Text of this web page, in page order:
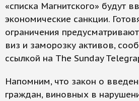
«списка Магнитского» будут
экономические санкции.
ограничения
виз и заморозку активов,
ссылкой на The Sunday
Напомним, что закон о
граждан, виновных в